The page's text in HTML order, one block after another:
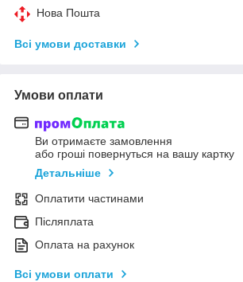
Нова Пошта
Всі умови доставки
Умови оплати
Ви отримаєте замовлення
або гроші повернуться на вашу картку
Детальніше
Оплатити частинами
Післяплата
Оплата на рахунок
Всі умови оплати